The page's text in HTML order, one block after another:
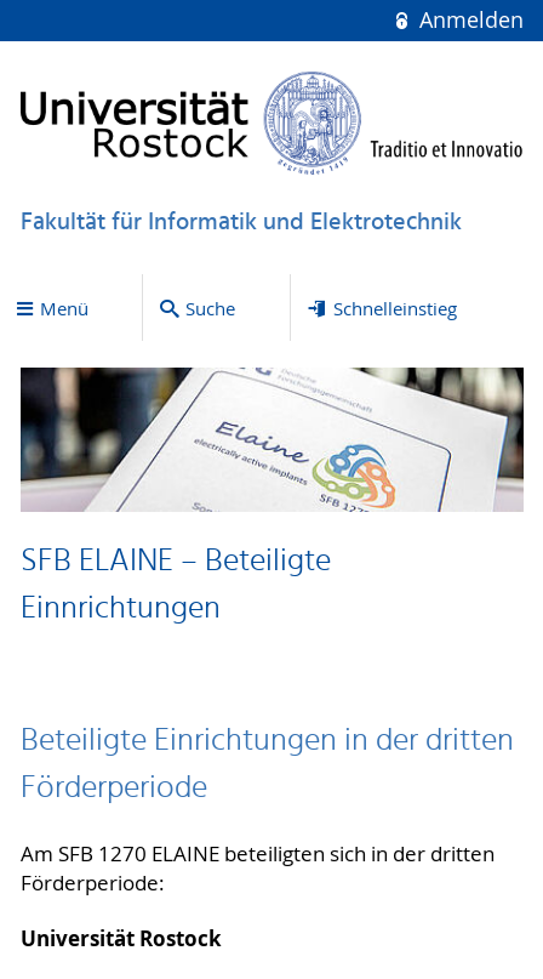
Anmelden
Fakultät für Informatik und Elektrotechnik
Menü Suche Schnelleinstieg
SFB ELAINE – Beteiligte
Einnrichtungen
Beteiligte Einrichtungen in der dritten
Förderperiode
Am SFB 1270 ELAINE beteiligten sich in der dritten
Förderperiode:
Universität Rostock